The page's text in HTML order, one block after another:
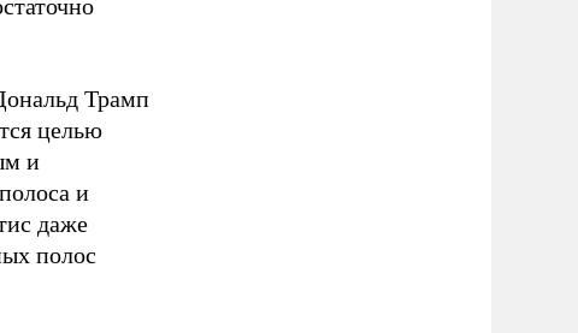
Трамп
целью
и
и
даже
полос